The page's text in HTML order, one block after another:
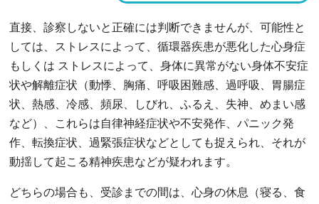
直接、診察しないと正確には判断できませんが、可能性と
しては、ストレスによって、循環器疾患が悪化した心身症
もしくは ストレスによって、身体に異常がない身体不安症
状や解離症状（動悸、胸痛、呼吸困難感、過呼吸、胃腸症
状、熱感、冷感、頻尿、しびれ、ふるえ、失神、めまい感
など）、これらは自律神経症状や不安発作、パニック発
作、転換症状、過緊張症状などとしても捉えられ、それが
動揺して起こる精神疾患などが疑われます。
どちらの場合も、受診までの間は、心身の休息（寝る、食